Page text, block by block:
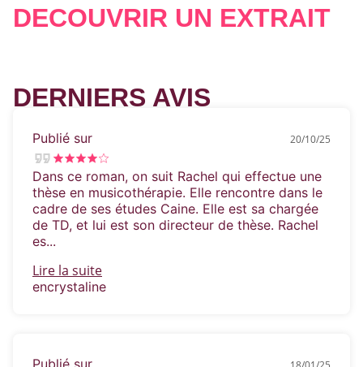
Pourquoi Caine a laissé tomber sa carrière de
musique comme thérapie ?
DÉCOUVRIR UN EXTRAIT
DERNIERS AVIS
Publié sur 20/10/25
Dans ce roman, on su­it Rachel qui effect­ue une
thèse en musi­cothérapie. Elle ren­contre dans le
cadre de ses études Caine. Elle est sa charg­ée
de TD, et lui est son directeur de th­èse. Rachel
es...
Lire la suite
encrystaline